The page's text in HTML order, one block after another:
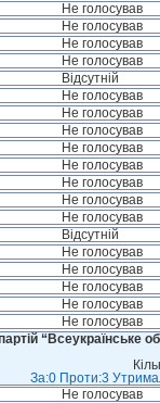
Не голосував
Не голосував
Не голосував
Не голосував
Відсутній
Не голосував
Не голосував
Не голосував
Не голосував
Не голосував
Не голосував
Не голосував
Не голосував
Відсутній
Не голосував
Не голосував
Не голосував
Не голосував
Не голосував
“Всеукраїнське
За:0 Проти:3
Не голосував